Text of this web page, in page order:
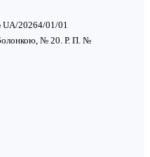
UA/20264/01/01
№ 20. Р. П. №